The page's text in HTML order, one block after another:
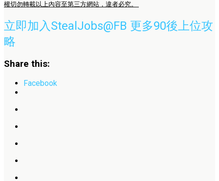
權切勿轉載以上內容至第三方網站，違者必究。
立即加入StealJobs@FB 更多90後上位攻
略
Share this:
Facebook